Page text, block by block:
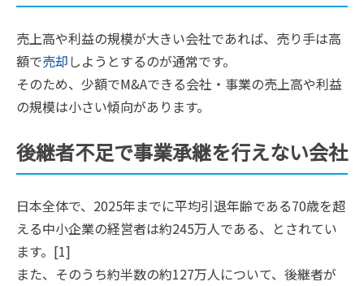
売上高や利益の規模が大きい会社であれば、売り手は高
額で売却しようとするのが通常です。
そのため、少額でM&Aできる会社・事業の売上高や利益
の規模は小さい傾向があります。
後継者不足で事業承継を行えない会社
日本全体で、2025年までに平均引退年齢である70歳を超
える中小企業の経営者は約245万人である、とされてい
ます。[1]
また、そのうち約半数の約127万人について、後継者が